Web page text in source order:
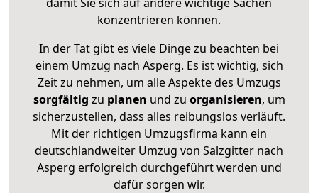
konzentrieren können.
In der Tat gibt es viele Dinge zu beachten bei
einem Umzug nach Asperg. Es ist wichtig, sich
Zeit zu nehmen, um alle Aspekte des Umzugs
sorgfältig zu planen und zu organisieren, um
sicherzustellen, dass alles reibungslos verläuft.
Mit der richtigen Umzugsfirma kann ein
deutschlandweiter Umzug von Salzgitter nach
Asperg erfolgreich durchgeführt werden und
dafür sorgen wir.